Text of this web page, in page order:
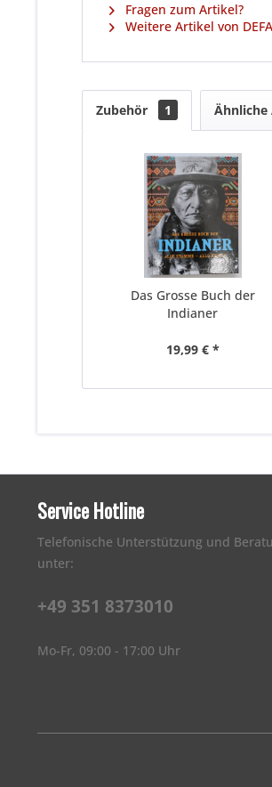
Fragen zum Artikel?
Weitere Artikel von
Zubehör 1
Das Grosse Buch der
Indianer
19,99 € *
Service Hotline
Telefonische Unterstützung und
unter:
+49 351 8373010
Mo-Fr, 09:00 - 17:00 Uhr